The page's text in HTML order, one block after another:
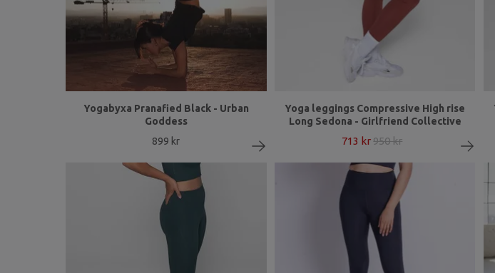
Yogabyxa Pranafied Black - Urban
Goddess
899 kr
Yoga leggings Compressive High rise
Long Sedona - Girlfriend Collective
713 kr 950 kr